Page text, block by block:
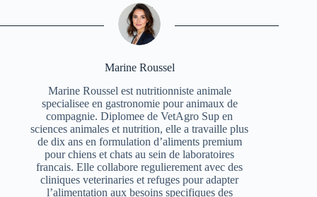
Marine Roussel
Marine Roussel est nutritionniste animale
specialisee en gastronomie pour animaux de
compagnie. Diplomee de VetAgro Sup en
sciences animales et nutrition, elle a travaille plus
de dix ans en formulation d’aliments premium
pour chiens et chats au sein de laboratoires
francais. Elle collabore regulierement avec des
cliniques veterinaries et refuges pour adapter
l’alimentation aux besoins specifiques des